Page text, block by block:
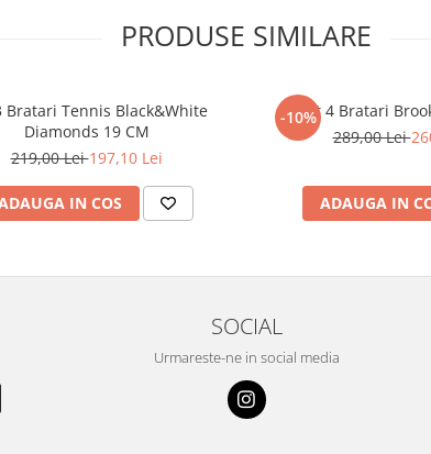
PRODUSE SIMILARE
Bratari Tennis Black&White
Diamonds 19 CM
219,00 Lei197,10 Lei
IN COS
-10%Set 4 Bratari
289,00 Lei
ADAUGA IN
SOCIAL
Urmareste-ne in social media